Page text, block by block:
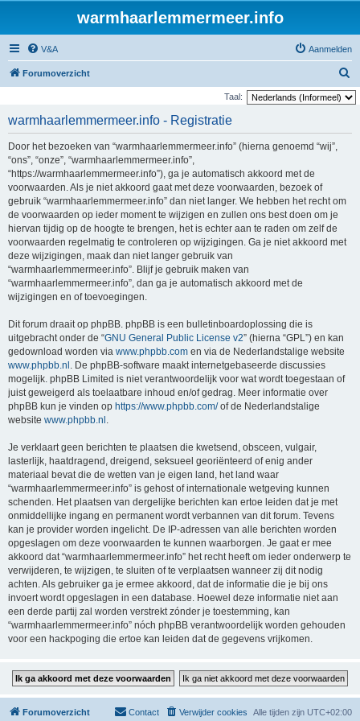
warmhaarlemmermeer.info
V&A Aanmelden
Forumoverzicht
o
Taal:
warmhaarlemmermeer.info - Registratie
Door het bezoeken van “warmhaarlemmermeer.info” (hierna genoemd “wij”,
“ons”, “onze”, “warmhaarlemmermeer.info”,
“https://warmhaarlemmermeer.info”), ga je automatisch akkoord met de
voorwaarden. Als je niet akkoord gaat met deze voorwaarden, bezoek of
gebruik “warmhaarlemmermeer.info” dan niet langer. We hebben het recht om
de voorwaarden op ieder moment te wijzigen en zullen ons best doen om je
hiervan tijdig op de hoogte te brengen, het is echter aan te raden om zelf de
voorwaarden regelmatig te controleren op wijzigingen. Ga je niet akkoord met
deze wijzigingen, maak dan niet langer gebruik van
“warmhaarlemmermeer.info”. Blijf je gebruik maken van
“warmhaarlemmermeer.info”, dan ga je automatisch akkoord met de
wijzigingen en of toevoegingen.
Dit forum draait op phpBB. phpBB is een bulletinboardoplossing die is
uitgebracht onder de “GNU General Public License v2” (hierna “GPL”) en kan
gedownload worden via www.phpbb.com en via de Nederlandstalige website
www.phpbb.nl . De phpBB-software maakt internetgebaseerde discussies
mogelijk. phpBB Limited is niet verantwoordelijk voor wat wordt toegestaan of
juist geweigerd als toelaatbare inhoud en/of gedrag. Meer informatie over
phpBB kun je vinden op https://www.phpbb.com/of de Nederlandstalige
website www.phpbb.nl .
Je verklaart geen berichten te plaatsen die kwetsend, obsceen, vulgair,
lasterlijk, haatdragend, dreigend, seksueel georiënteerd of enig ander
materiaal bevat die de wetten van je eigen land, het land waar
“warmhaarlemmermeer.info” is gehost of internationale wetgeving kunnen
schenden. Het plaatsen van dergelijke berichten kan ertoe leiden dat je met
onmiddellijke ingang en permanent wordt verbannen van dit forum. Tevens
kan je provider worden ingelicht. De IP-adressen van alle berichten worden
opgeslagen om deze voorwaarden te kunnen waarborgen. Je gaat er mee
akkoord dat “warmhaarlemmermeer.info” het recht heeft om ieder onderwerp te
verwijderen, te wijzigen, te sluiten of te verplaatsen wanneer zij dit nodig
achten. Als gebruiker ga je ermee akkoord, dat de informatie die je bij ons
invoert wordt opgeslagen in een database. Hoewel deze informatie niet aan
een derde partij zal worden verstrekt zónder je toestemming, kan
“warmhaarlemmermeer.info” nóch phpBB verantwoordelijk worden gehouden
voor een hackpoging die ertoe kan leiden dat de gegevens vrijkomen.
Forumoverzicht Alle tijden zijn UTC+02:00
Verwijder cookies
Contact